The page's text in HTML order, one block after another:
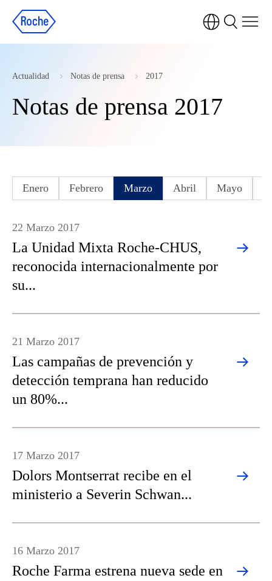
Actualidad Notas de prensa 2017
Notas de prensa 2017
Enero Febrero Marzo Abril Mayo
La Unidad Mixta Roche-CHUS,
reconocida internacionalmente por
su...
22 Marzo 2017
Las campañas de prevención y
detección temprana han reducido
un 80%...
21 Marzo 2017
Dolors Montserrat recibe en el
ministerio a Severin Schwan...
17 Marzo 2017
Roche Farma estrena nueva sede en
16 Marzo 2017